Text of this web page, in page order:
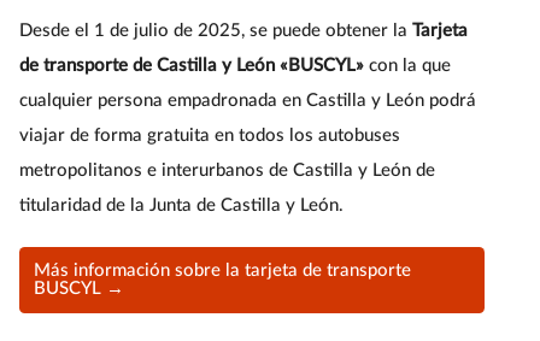
Desde el 1 de julio de 2025, se puede obtener la Tarjeta
de transporte de Castilla y León «BUSCYL» con la que
cualquier persona empadronada en Castilla y León podrá
viajar de forma gratuita en todos los autobuses
metropolitanos e interurbanos de Castilla y León de
titularidad de la Junta de Castilla y León.
Más información sobre la tarjeta de transporte
BUSCYL →